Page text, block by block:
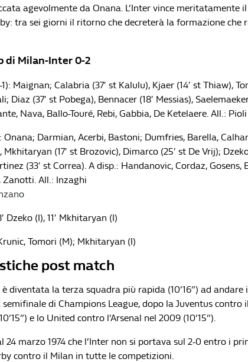
agevolmente da Onana. L’Inter vince meritatamente
tra sei giorni il ritorno che decreterà la formazione che
di Milan-Inter 0-2
Maignan; Calabria (37′ st Kalulu), Kjaer (14′ st Thiaw),
Diaz (37′ st Pobega), Bennacer (18′ Messias),
Nava, Ballo-Touré, Rebi, Gabbia, De Ketelaere. All.: Pioli
Onana; Darmian, Acerbi, Bastoni; Dumfries, Barella,
(17′ st Brozovic), Dimarco (25′ st De Vrij);
(33′ st Correa). A disp.: Handanovic, Cordaz, Gosens,
Zanotti. All.: Inzaghi
Dzeko (I), 11′ Mkhitaryan (I)
Tomori (M); Mkhitaryan (I)
post match
è diventata la terza squadra più rapida (10’16”) ad
semifinale di Champions League, dopo la Juventus contro
e lo United contro l’Arsenal nel 2009 (10’15”).
24 marzo 1974 che l’Inter non si portava sul 2-0 entro i
contro il Milan in tutte le competizioni.